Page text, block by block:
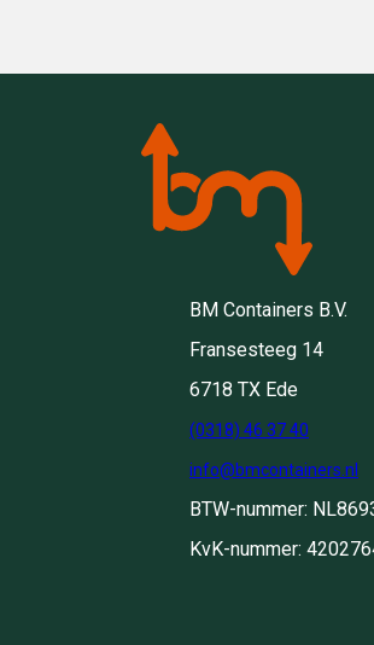
BM Containers B.V.
Fransesteeg 14
6718 TX Ede
(0318) 46 37 40
info@bmcontainers.nl
BTW-nummer:
KvK-nummer: